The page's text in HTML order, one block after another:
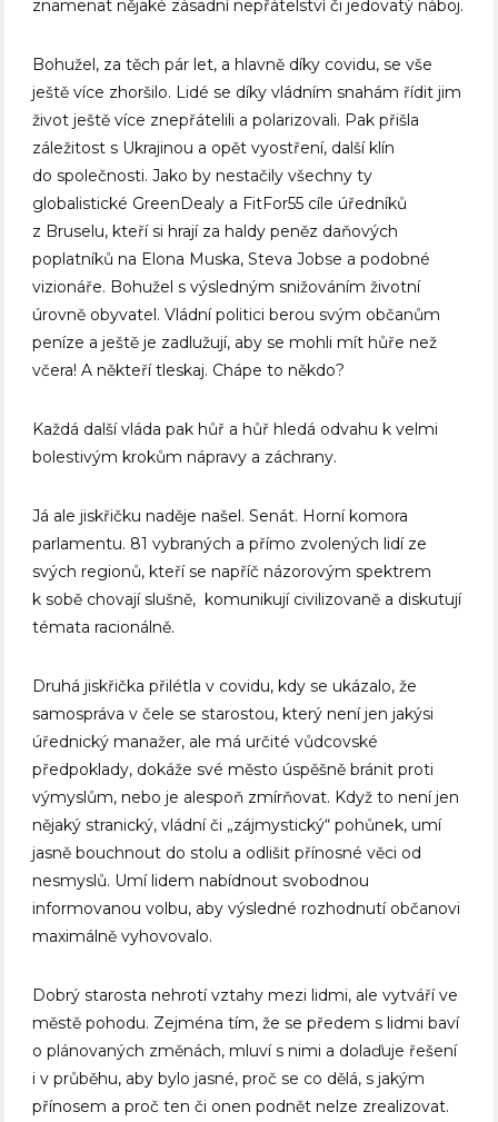
znamenat nějaké zásadní nepřátelství či jedovatý náboj.
Bohužel, za těch pár let, a hlavně díky covidu, se vše
ještě více zhoršilo. Lidé se díky vládním snahám řídit jim
život ještě více znepřátelili a polarizovali. Pak přišla
záležitost s Ukrajinou a opět vyostření, další klín
do společnosti. Jako by nestačily všechny ty
globalistické GreenDealy a FitFor55 cíle úředníků
z Bruselu, kteří si hrají za haldy peněz daňových
poplatníků na Elona Muska, Steva Jobse a podobné
vizionáře. Bohužel s výsledným snižováním životní
úrovně obyvatel. Vládní politici berou svým občanům
peníze a ještě je zadlužují, aby se mohli mít hůře než
včera! A někteří tleskaj. Chápe to někdo?
Každá další vláda pak hůř a hůř hledá odvahu k velmi
bolestivým krokům nápravy a záchrany.
Já ale jiskřičku naděje našel. Senát. Horní komora
parlamentu. 81 vybraných a přímo zvolených lidí ze
svých regionů, kteří se napříč názorovým spektrem
k sobě chovají slušně, komunikují civilizovaně a diskutují
témata racionálně.
Druhá jiskřička přilétla v covidu, kdy se ukázalo, že
samospráva v čele se starostou, který není jen jakýsi
úřednický manažer, ale má určité vůdcovské
předpoklady, dokáže své město úspěšně bránit proti
výmyslům, nebo je alespoň zmírňovat. Když to není jen
nějaký stranický, vládní či „zájmystický“ pohůnek, umí
jasně bouchnout do stolu a odlišit přínosné věci od
nesmyslů. Umí lidem nabídnout svobodnou
informovanou volbu, aby výsledné rozhodnutí občanovi
maximálně vyhovovalo.
Dobrý starosta nehrotí vztahy mezi lidmi, ale vytváří ve
městě pohodu. Zejména tím, že se předem s lidmi baví
o plánovaných změnách, mluví s nimi a dolaďuje řešení
i v průběhu, aby bylo jasné, proč se co dělá, s jakým
přínosem a proč ten či onen podnět nelze zrealizovat.